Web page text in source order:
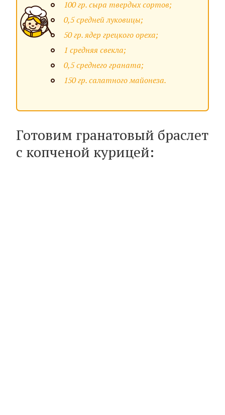
100 гр. сыра твердых сортов;
0,5 средней луковицы;
50 гр. ядер грецкого ореха;
1 средняя свекла;
0,5 среднего граната;
150 гр. салатного майонеза.
Готовим гранатовый браслет
с копченой курицей: